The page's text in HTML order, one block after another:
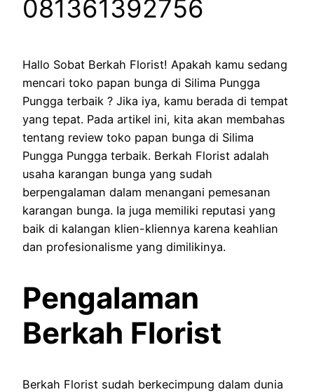
081361392756
Hallo Sobat Berkah Florist! Apakah kamu sedang
mencari toko papan bunga di Silima Pungga
Pungga terbaik ? Jika iya, kamu berada di tempat
yang tepat. Pada artikel ini, kita akan membahas
tentang review toko papan bunga di Silima
Pungga Pungga terbaik. Berkah Florist adalah
usaha karangan bunga yang sudah
berpengalaman dalam menangani pemesanan
karangan bunga. Ia juga memiliki reputasi yang
baik di kalangan klien-kliennya karena keahlian
dan profesionalisme yang dimilikinya.
Pengalaman
Berkah Florist
Berkah Florist sudah berkecimpung dalam dunia